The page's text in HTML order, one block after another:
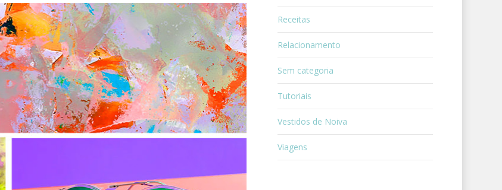
Receitas
Relacionamento
Sem categoria
Tutoriais
Vestidos de Noiva
Viagens